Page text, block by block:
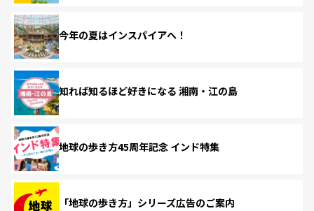
今年の夏はインスパイアへ！
知れば知るほど好きになる 湘南・江の島
地球の歩き方45周年記念 インド特集
「地球の歩き方」シリーズ広告のご案内